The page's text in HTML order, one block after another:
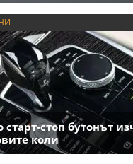
стоп бутонът
коли